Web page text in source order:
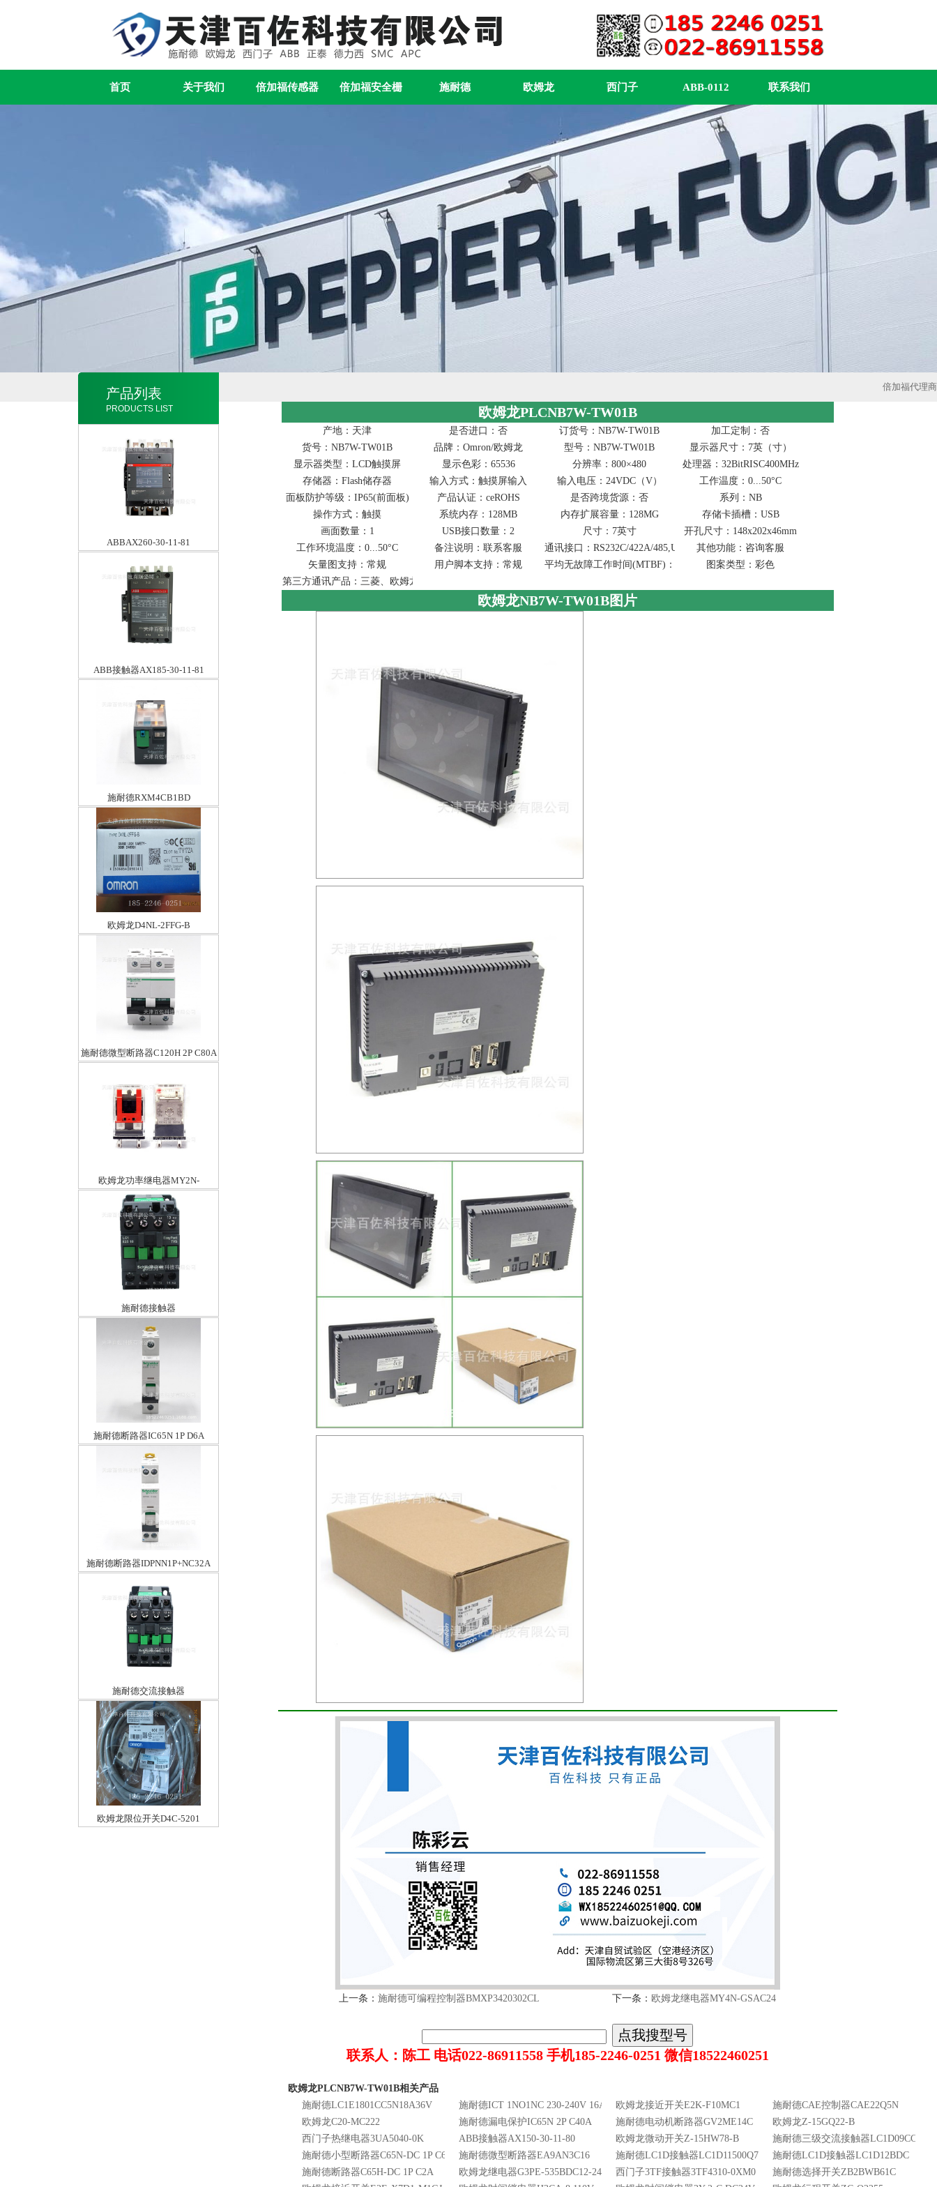
首页 关于我们 倍加福传感器 倍加福安全栅 施耐德 欧姆龙 西门子 ABB-0112 联系我们
产品列表
PRODUCTS LIST
ABBAX260-30-11-81
ABB接触器AX185-30-11-81
施耐德RXM4CB1BD
欧姆龙D4NL-2FFG-B
施耐德微型断路器C120H 2P C80A
欧姆龙功率继电器MY2N-
GSAC110/120V
施耐德接触器
LC1E2510M5N25A220V
施耐德断路器IC65N 1P D6A
施耐德断路器IDPNN1P+NC32A
施耐德交流接触器
LC1E2510F5N25A110V
欧姆龙限位开关D4C-5201
倍加福代理商
欧姆龙PLCNB7W-TW01B
产地：天津 是否进口：否 订货号：NB7W-TW01B
加工定制：否
货号：NB7W-TW01B
品牌：Omron/欧姆龙 型号：NB7W-TW01B
显示器尺寸：7英（寸）
显示器类型：LCD触摸屏
显示色彩：65536 分辨率：800×480
处理器：32BitRISC400MHz
存储器：Flash储存器
输入方式：触摸屏输入 输入电压：24VDC（V）
工作温度：0...50°C
面板防护等级：IP65(前面板)
产品认证：ceROHS 是否跨境货源：否
系列：NB
操作方式：触摸
系统内存：128MB 内存扩展容量：128MG
存储卡插槽：USB
画面数量：1
USB接口数量：2 尺寸：7英寸
开孔尺寸：148x202x46mm
工作环境温度：0...50°C
备注说明：联系客服 通讯接口：RS232C/422A/485,USB,Ethernet其他功能：咨询客服
矢量图支持：常规
用户脚本支持：常规 平均无故障工作时间(MTBF)：/
图案类型：彩色
第三方通讯产品：三菱、欧姆龙、西门子
欧姆龙NB7W-TW01B图片
上一条：施耐德可编程控制器BMXP3420302CL 下一条： 欧姆龙继电器MY4N-GSAC24
联系人：陈工 电话022-86911558 手机185-2246-0251 微信18522460251
欧姆龙PLCNB7W-TW01B相关产品
施耐德LC1E1801CC5N18A36V
施耐德ICT 1NO1NC 230-240V 16A 欧姆龙接近开关E2K-F10MC1
施耐德CAE控制器CAE22Q5N
欧姆龙C20-MC222
施耐德漏电保护IC65N 2P C40A 施耐德电动机断路器GV2ME14C
欧姆龙Z-15GQ22-B
西门子热继电器3UA5040-0K
ABB接触器AX150-30-11-80 欧姆龙微动开关Z-15HW78-B
施耐德三级交流接触器
施耐德小型断路器C65N-DC 1P C63A 施耐德微型断路器EA9AN3C16 施耐德LC1D接触器LC1D11500Q7C
施耐德LC1D接触器LC1D12BDC
施耐德断路器C65H-DC 1P C2A
欧姆龙继电器G3PE-535BDC12-24 西门子3TF接触器3TF4310-0XM0
施耐德选择开关ZB2BWB61C